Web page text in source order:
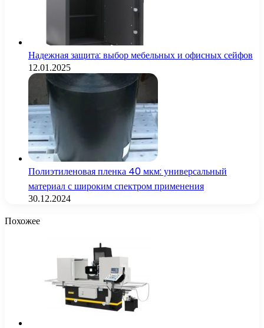
Надежная защита: выбор мебельных и офисных сейфов
12.01.2025
Полиэтиленовая пленка 40 мкм: универсальный
материал с широким спектром применения
30.12.2024
Похожее